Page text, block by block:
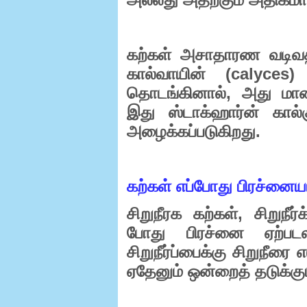
கற்கள் அசாதாரண
கால்வாயின்
தொடங்கினால், அது
இது
ஸ்டாக்ஹார்ன்
அழைக்கப்படுகிறது.
கற்கள் எப்போது
சிறுநீரக
கற்கள்,
போது
பிரச்னை
சிறுநீர்ப்பைக்கு சிறுநீரை
ஏதேனும் ஒன்றைத்